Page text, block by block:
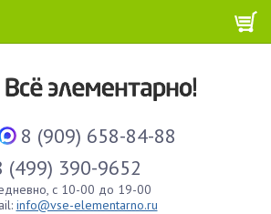
8 (909) 658-84-88
(499) 390-9652
с 10-00 до 19-00
info@vse-elementarno.ru